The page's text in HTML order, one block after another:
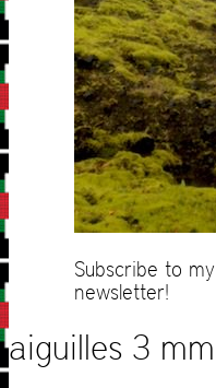
Subscribe to my
newsletter!
aiguilles 3 mm